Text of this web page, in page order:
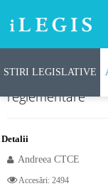
STIRI LEGISLATIVE
Autorizația de
reglementare
Detalii
Andreea CTCE
Accesări: 2494